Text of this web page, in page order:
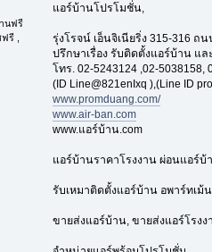
นฟรี
รี ,
แอร์บ้านโปรโมชั่น,
รุ่งโรจน์ เอ็นจิเนียริ่ง 315-316 ถ
ปรึกษาเรื่อง รับติดตั้งแอร์บ้าน แ
โทร. 02-5243124 ,02-5038158,
(ID Line@821enIxq ),(Line ID
www.promduang.com/
www.air-ban.com
www.แอร์บ้าน.com
แอร์บ้านราคาโรงงาน ผ่อนแอร์บ้
รับเหมาติดตั้งแอร์บ้าน อพาร์ทเ
ขายส่งแอร์บ้าน, ขายส่งแอร์โรง